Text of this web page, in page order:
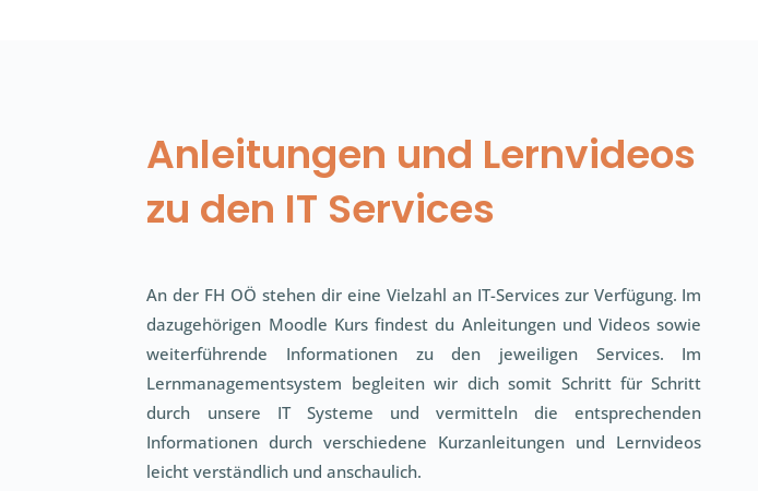
Anleitungen und Lernvideos
zu den IT Services
An der FH OÖ stehen dir eine Vielzahl an IT-Services zur Verfügung. Im
dazugehörigen Moodle Kurs findest du Anleitungen und Videos sowie
weiterführende Informationen zu den jeweiligen Services. Im
Lernmanagementsystem begleiten wir dich somit Schritt für Schritt
durch unsere IT Systeme und vermitteln die entsprechenden
Informationen durch verschiedene Kurzanleitungen und Lernvideos
leicht verständlich und anschaulich.